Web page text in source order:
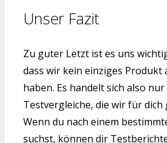
Unser Fazit
Zu guter Letzt ist es uns
dass wir kein einziges Produkt
haben. Es handelt sich also nur
Testvergleiche, die wir für dich
Wenn du nach einem
suchst, können dir